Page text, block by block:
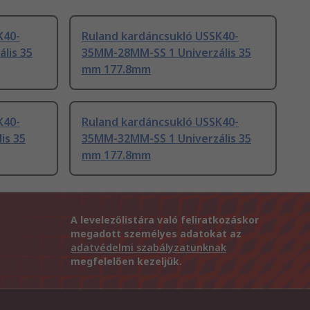
35
Ruland kardáncsukló USSK40-
35MM-28MM-SS 1 Univerzális 35
mm 177.8mm
35
Ruland kardáncsukló USSK40-
35MM-32MM-SS 1 Univerzális 35
mm 177.8mm
A levelezőlistára való feliratkozáskor
megadott személyes adatokat az
adatvédelmi szabályzatunknak
megfelelően kezeljük.